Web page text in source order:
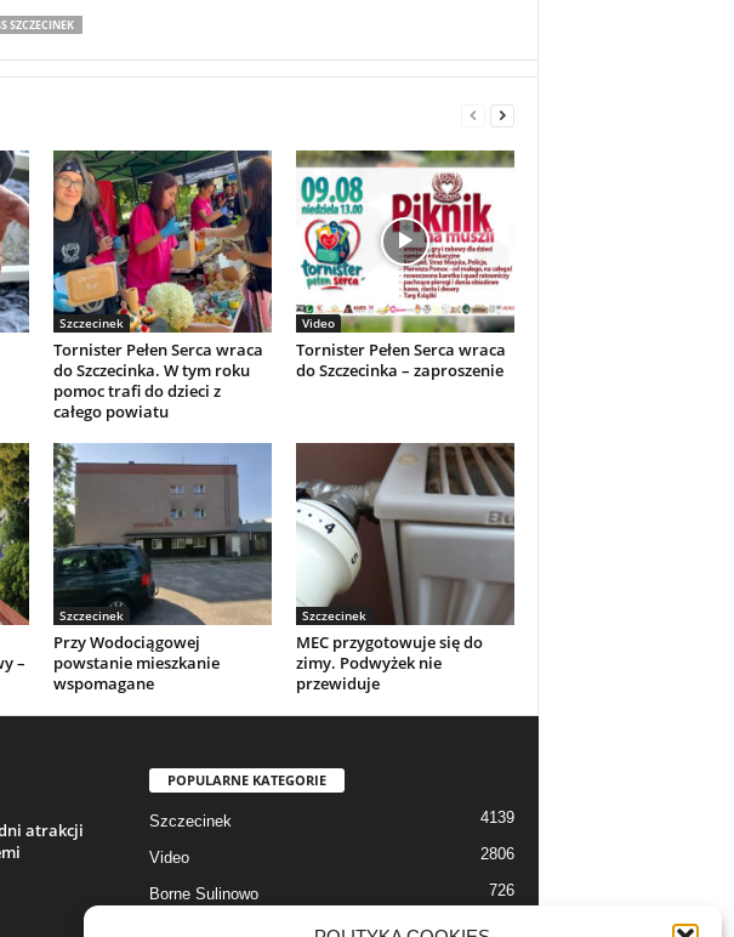
SZCZECINEK
Szczecinek
Tornister Pełen Serca wraca
do Szczecinka. W tym roku
pomoc trafi do dzieci z
całego powiatu
Video
Tornister Pełen Serca wraca
do Szczecinka – zaproszenie
–
Szczecinek
Przy Wodociągowej
powstanie mieszkanie
wspomagane
Szczecinek
MEC przygotowuje się do
zimy. Podwyżek nie
przewiduje
atrakcji
POPULARNE KATEGORIE
Szczecinek 4139
Video 2806
Borne Sulinowo 726
712